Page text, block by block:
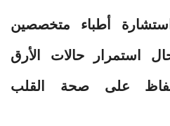
أطباء متخصصين
استمرار حالات الأرق
على صحة القلب